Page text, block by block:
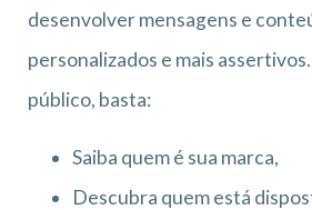
desenvolver mensagens e
personalizados e mais
público, basta:
Saiba quem é sua marca,
Descubra quem está